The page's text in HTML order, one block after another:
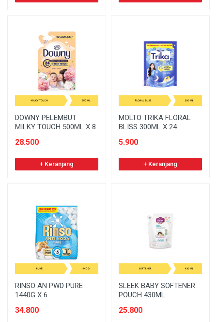
DOWNY PELEMBUT
MILKY TOUCH 500ML X 8
28.500
+ Keranjang
MOLTO TRIKA FLORAL
BLISS 300ML X 24
5.900
+ Keranjang
RINSO AN PWD PURE
1440G X 6
34.800
SLEEK BABY SOFTENER
POUCH 430ML
25.800